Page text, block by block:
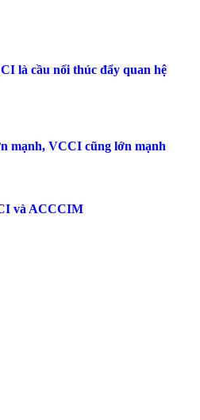
là cầu nối thúc đẩy quan hệ
mạnh, VCCI cũng lớn mạnh
và ACCCIM